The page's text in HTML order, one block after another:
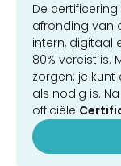
De
afronding van
intern, digitaal
80% vereist is.
zorgen: je
als nodig is.
officiële